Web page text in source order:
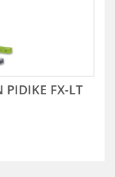
PIDIKE FX-LT